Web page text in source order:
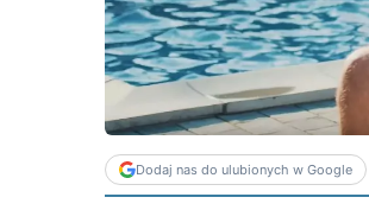
Dodaj nas do ulubionych w Google